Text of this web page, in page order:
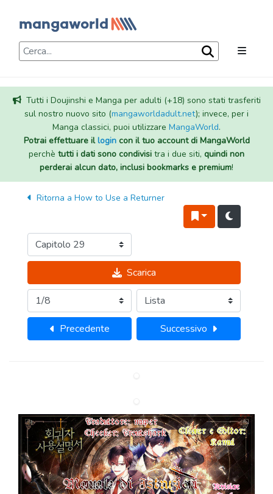
Tutti i Doujinshi e Manga per adulti (+18) sono stati trasferiti
sul nostro nuovo sito (mangaworldadult.net); invece, per i
Manga classici, puoi utilizzare MangaWorld.
Potrai effettuare illogincon il tuo account di MangaWorld
perchè tutti i dati sono condivisi tra i due siti, quindi non
perderai alcun dato, inclusi bookmarks e premium!
Ritorna a How to Use a Returner
Scarica
Precedente Successivo